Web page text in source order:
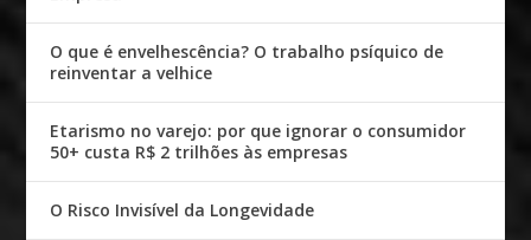
O que é envelhescência? O trabalho psíquico de
reinventar a velhice
Etarismo no varejo: por que ignorar o consumidor
50+ custa R$ 2 trilhões às empresas
O Risco Invisível da Longevidade